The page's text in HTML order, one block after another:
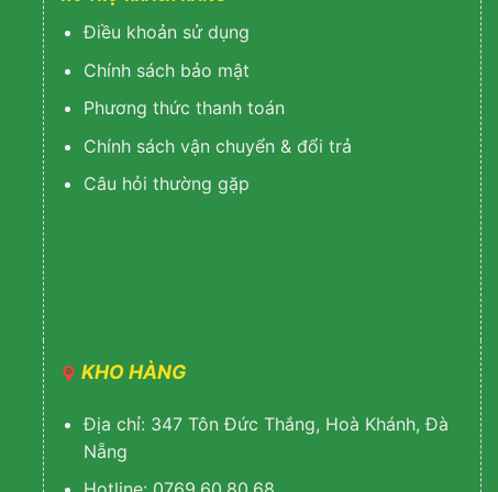
Điều khoản sử dụng
Chính sách bảo mật
Phương thức thanh toán
Chính sách vận chuyển & đổi trả
Câu hỏi thường gặp
KHO HÀNG
Địa chỉ: 347 Tôn Đức Thắng, Hoà Khánh, Đà
Nẵng